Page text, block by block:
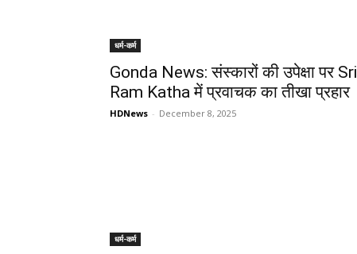
धर्म-कर्म
Gonda News: संस्कारों की उपेक्षा पर Sri
Ram Katha में प्रवाचक का तीखा प्रहार
HDNews - December 8, 2025
धर्म-कर्म